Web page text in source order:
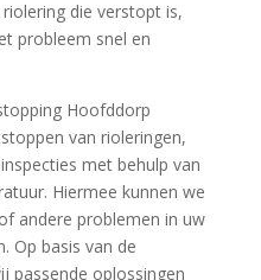
die verstopt is,
probleem snel en
Hoofddorp
van rioleringen,
met behulp van
Hiermee kunnen we
andere problemen in uw
Op basis van de
passende oplossingen